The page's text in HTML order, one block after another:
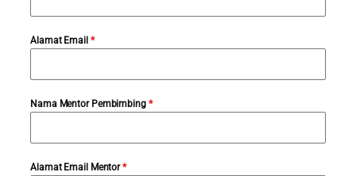
Alamat Email *
Nama Mentor Pembimbing *
Alamat Email Mentor*